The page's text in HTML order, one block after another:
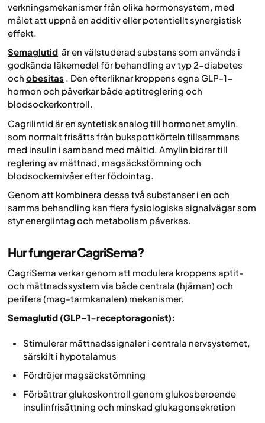
verkningsmekanismer från olika hormonsystem, med
målet att uppnå en additiv eller potentiellt synergistisk
effekt.
Semaglutid är en välstuderad substans som används i
godkända läkemedel för behandling av typ 2-diabetes
och obesitas . Den efterliknar kroppens egna GLP-1-
hormon och påverkar både aptitreglering och
blodsockerkontroll.
Cagrilintid är en syntetisk analog till hormonet amylin,
som normalt frisätts från bukspottkörteln tillsammans
med insulin i samband med måltid. Amylin bidrar till
reglering av mättnad, magsäckstömning och
blodsockernivåer efter födointag.
Genom att kombinera dessa två substanser i en och
samma behandling kan flera fysiologiska signalvägar som
styr energiintag och metabolism påverkas.
Hur fungerar CagriSema?
CagriSema verkar genom att modulera kroppens aptit-
och mättnadssystem via både centrala (hjärnan) och
perifera (mag-tarmkanalen) mekanismer.
Semaglutid (GLP-1-receptoragonist):
Stimulerar mättnadssignaler i centrala nervsystemet,
särskilt i hypotalamus
Fördröjer magsäckstömning
Förbättrar glukoskontroll genom glukosberoende
insulinfrisättning och minskad glukagonsekretion